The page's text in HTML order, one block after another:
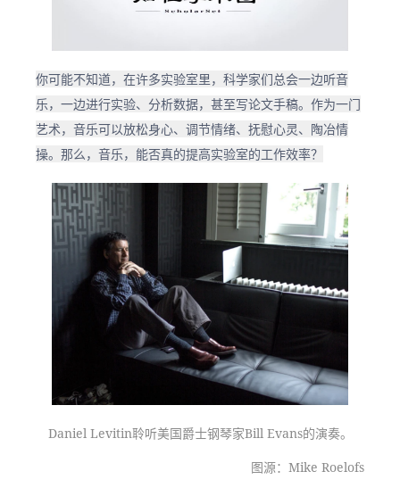
你可能不知道，在许多实验室里，科学家们总会一边听音
乐，一边进行实验、分析数据，甚至写论文手稿。作为一门
艺术，音乐可以放松身心、调节情绪、抚慰心灵、陶冶情
操。那么，音乐，能否真的提高实验室的工作效率？
Daniel Levitin聆听美国爵士钢琴家Bill Evans的演奏。
图源：Mike Roelofs